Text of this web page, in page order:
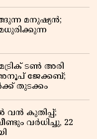
മനുഷ്യൻ;
ടൺ അരി
അനൂപ് ജേക്കബ്;
തുടക്കം
വൻ കുതിപ്പ്;
വർധിച്ചു, 22